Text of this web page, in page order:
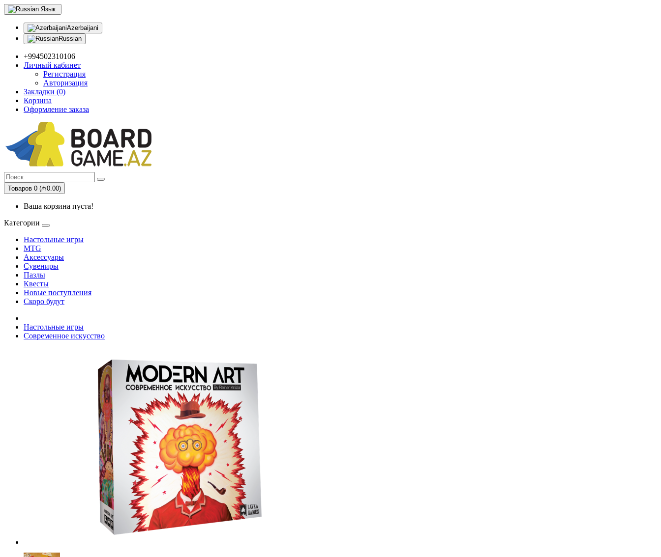
Язык
Azerbaijani
Russian
+994502310106
Личный кабинет
Регистрация
Авторизация
Закладки (0)
Корзина
Оформление заказа
Товаров 0 (₼0.00)
Ваша корзина пуста!
Категории
Настольные игры
MTG
Аксессуары
Сувениры
Пазлы
Квесты
Новые поступления
Скоро будут
Настольные игры
Современное искусство